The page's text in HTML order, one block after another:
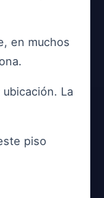
en muchos
La
piso